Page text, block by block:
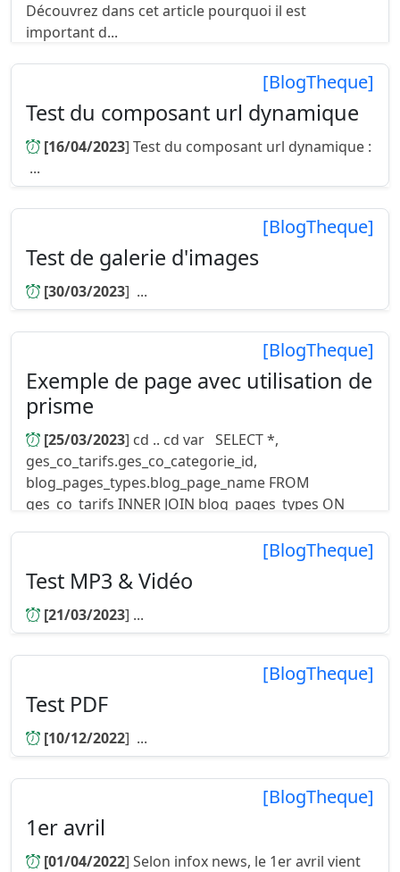
Découvrez dans cet article pourquoi il est
important d...
[BlogTheque]
Test du composant url dynamique
[16/04/2023] Test du composant url dynamique :
...
[BlogTheque]
Test de galerie d'images
[30/03/2023] ...
[BlogTheque]
Exemple de page avec utilisation de
prisme
[25/03/2023] cd .. cd var SELECT *,
ges_co_tarifs.ges_co_categorie_id,
blog_pages_types.blog_page_name FROM
ges_co_tarifs INNER JOIN blog_pages_types ON
[BlogTheque]
Test MP3 & Vidéo
[21/03/2023] ...
[BlogTheque]
Test PDF
[10/12/2022] ...
[BlogTheque]
1er avril
[01/04/2022] Selon infox news, le 1er avril vient